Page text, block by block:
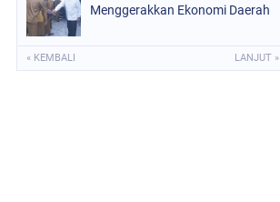
Menggerakkan Ekonomi Daerah
« KEMBALI LANJUT »